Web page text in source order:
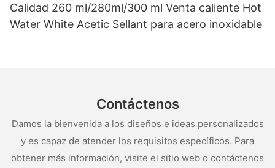
Calidad 260 ml/280ml/300 ml Venta caliente Hot
Water White Acetic Sellant para acero inoxidable
Contáctenos
Damos la bienvenida a los diseños e ideas personalizados
y es capaz de atender los requisitos específicos. Para
obtener más información, visite el sitio web o contáctenos